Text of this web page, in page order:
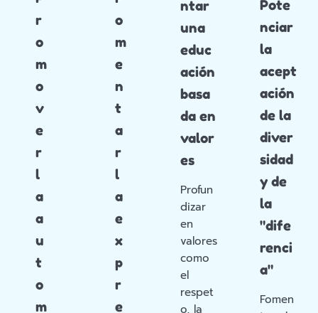
r
o
m
o
v
e
r
l
a
a
u
t
o
m
o
m
e
n
t
a
r
l
a
e
x
p
r
e
ntar
una
educ
ación
basa
da en
valor
es
Profun
dizar
en
valores
como
el
respet
o, la
Pote
nciar
la
acept
ación
de la
diver
sidad
y de
la
"dife
renci
a"
Fomen